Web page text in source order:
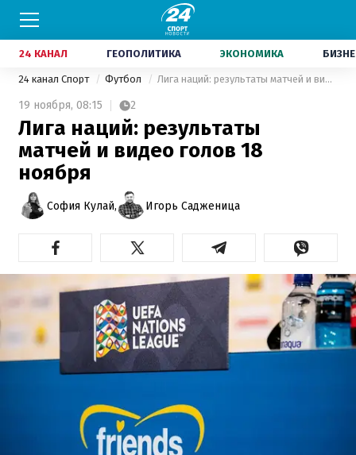
24 КАНАЛ ГЕОПОЛИТИКА ЭКОНОМИКА
24 канал Спорт Футбол Лига наций: результаты матчей и видео голов 18 ноября
19 ноября, 08:15 2
Лига наций: результаты
матчей и видео голов 18
ноября
София Кулай, Игорь Садженица